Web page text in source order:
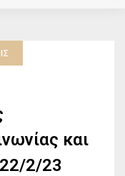
και
2/23